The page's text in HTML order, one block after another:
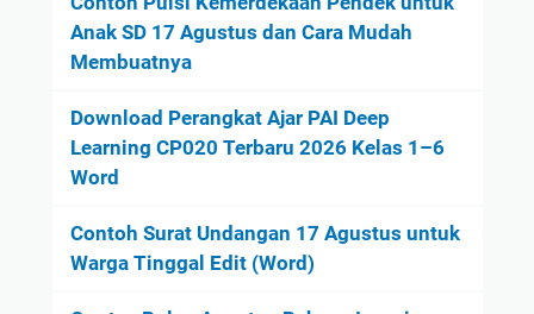
Anak SD 17 Agustus dan Cara Mudah
Membuatnya
Download Perangkat Ajar PAI Deep
Learning CP020 Terbaru 2026 Kelas 1–6
Word
Contoh Surat Undangan 17 Agustus untuk
Warga Tinggal Edit (Word)